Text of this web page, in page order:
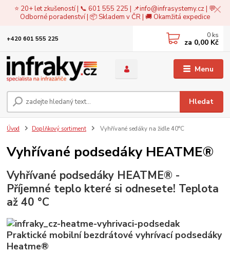
⭐ 20+ let zkušeností | 📞 601 555 225 | 📌info@infrasystemy.cz| 💬
Odborné poradenství | 📦 Skladem v ČR | 🚚 Okamžitá expedice
Menu
Hledat
+420 601 555 225 0 ks
za 0,00 Kč
Úvod Doplňkový sortiment Vyhřívané sedáky na židle 40°C
Vyhřívané podsedáky HEATME®
Vyhřívané podsedáky HEATME® -
Příjemné teplo které si odnesete! Teplota
až 40 °C
Praktické mobilní bezdrátové vyhrívací podsedáky
Heatme®